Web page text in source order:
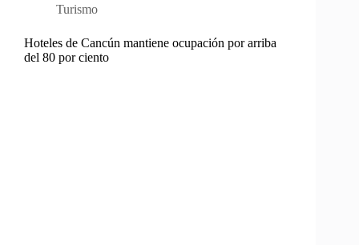
Turismo
Hoteles de Cancún mantiene ocupación por arriba
del 80 por ciento